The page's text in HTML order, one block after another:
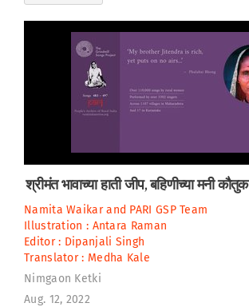
श्रीमंत भावाच्या हाती जीप, बहिणीच्या मनी कौतुक
Namita Waikarand PARI GSP Team
Illustration : Antara Raman
Editor : Dipanjali Singh
Translator : Medha Kale
Nimgaon Ketki
Aug. 12, 2022